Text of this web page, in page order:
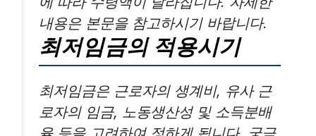
내용은 본문을 참고하시기 바랍니다.
최저임금의 적용시기
최저임금은 근로자의 생계비, 유사 근
로자의 임금, 노동생산성 및 소득분배